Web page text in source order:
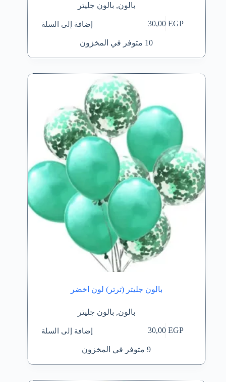
بالون, بالون جليتر
30,00EGP إضافة إلى السلة
10 متوفر في المخزون
بالون جليتر (ترتر) لون اخضر
بالون, بالون جليتر
30,00EGP إضافة إلى السلة
9 متوفر في المخزون